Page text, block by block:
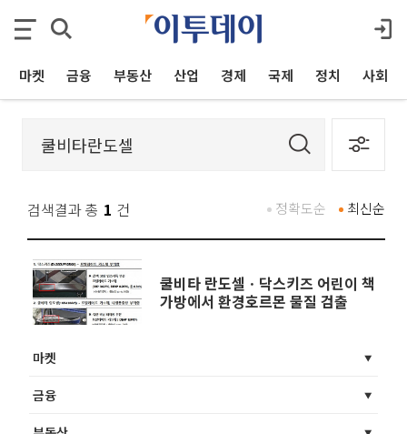
마켓 금융 부동산 산업 경제 국제 정치 사회
검색결과 총 1 건 최신순
정확도순
쿨비타 란도셀ㆍ닥스키즈 어린이 책
가방에서 환경호르몬 물질 검출
마켓
금융